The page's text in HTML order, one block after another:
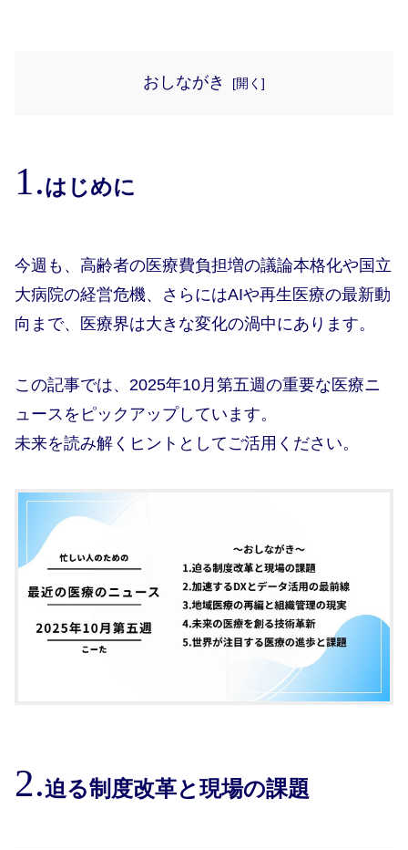
おしながき
はじめに
今週も、高齢者の医療費負担増の議論本格化や国立
大病院の経営危機、さらにはAIや再生医療の最新動
向まで、医療界は大きな変化の渦中にあります。
この記事では、2025年10月第五週の重要な医療ニ
ュースをピックアップしています。
未来を読み解くヒントとしてご活用ください。
迫る制度改革と現場の課題